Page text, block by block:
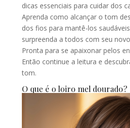
dicas essenciais para cuidar dos
Aprenda como alcançar o tom
dos fios para mantê-los
surpreenda a todos com seu
Pronta para se apaixonar pelos
Então continue a leitura e
tom.
O que é o loiro mel dourado?